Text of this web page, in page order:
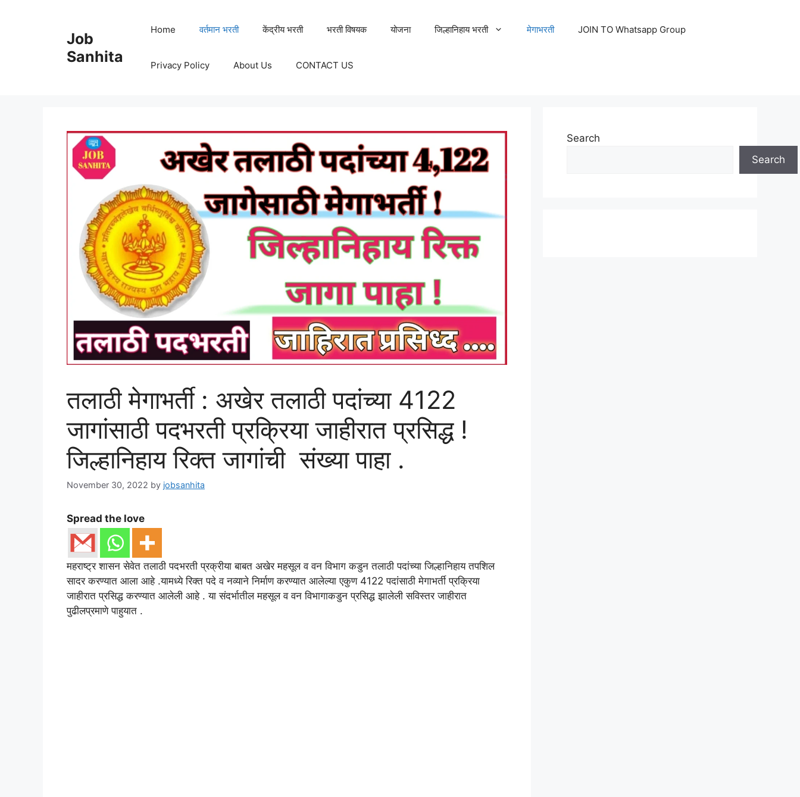
Job
Sanhita
Home वर्तमान भरती केंद्रीय भरती भरती विषयक योजना जिल्हानिहाय भरती मेगाभरती JOIN TO Whatsapp Group
Privacy Policy About Us CONTACT US
तलाठी मेगाभर्ती : अखेर तलाठी पदांच्या 4122
जागांसाठी पदभरती प्रक्रिया जाहीरात प्रसिद्ध !
जिल्हानिहाय रिक्त जागांची संख्या पाहा .
November 30, 2022 by jobsanhita
Spread the love
महराष्ट्र शासन सेवेत तलाठी पदभरती प्रक्रीया बाबत अखेर महसूल व वन विभाग कडुन तलाठी पदांच्या जिल्हानिहाय तपशिल
सादर करण्यात आला आहे .यामध्ये रिक्त पदे व नव्याने निर्माण करण्यात आलेल्या एकुण 4122 पदांसाठी मेगाभर्ती प्रक्रिया
जाहीरात प्रसिद्ध करण्यात आलेली आहे . या संदर्भातील महसूल व वन विभागाकडुन प्रसिद्ध झालेली सविस्तर जाहीरात
पुढीलप्रमाणे पाहुयात .
Search
Search